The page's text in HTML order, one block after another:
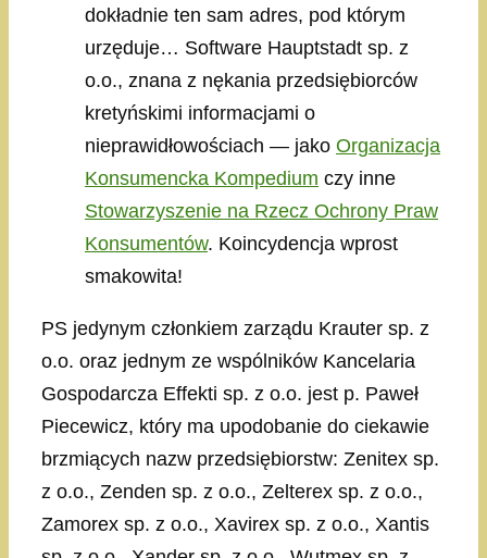
dokładnie ten sam adres, pod którym
urzęduje… Software Hauptstadt sp. z
o.o., znana z nękania przedsiębiorców
kretyńskimi informacjami o
nieprawidłowościach — jako Organizacja
Konsumencka Kompedium czy inne
Stowarzyszenie na Rzecz Ochrony Praw
Konsumentów. Koincydencja wprost
smakowita!
PS jedynym członkiem zarządu Krauter sp. z
o.o. oraz jednym ze wspólników Kancelaria
Gospodarcza Effekti sp. z o.o. jest p. Paweł
Piecewicz, który ma upodobanie do ciekawie
brzmiących nazw przedsiębiorstw: Zenitex sp.
z o.o., Zenden sp. z o.o., Zelterex sp. z o.o.,
Zamorex sp. z o.o., Xavirex sp. z o.o., Xantis